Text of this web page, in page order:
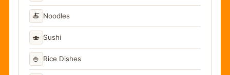
🍝 Noodles
🍣 Sushi
🍚 Rice Dishes